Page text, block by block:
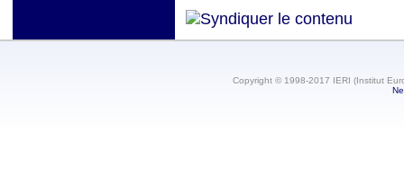
Copyright © 1998-2017 IERI (Institut